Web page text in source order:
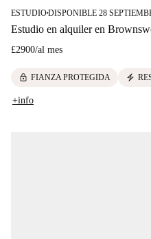
ESTUDIO■DISPONIBLE 28
Estudio en alquiler en
£2900/al mes
lock FIANZA PROTEGIDA electric_bolt
+info